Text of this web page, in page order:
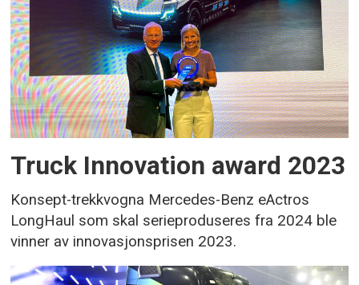
Truck Innovation award 2023
Konsept-trekkvogna Mercedes-Benz eActros
LongHaul som skal serieproduseres fra 2024 ble
vinner av innovasjonsprisen 2023.